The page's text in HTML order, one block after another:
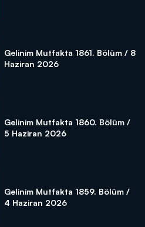
Gelinim Mutfakta 1861. Bölüm / 8
Haziran 2026
Gelinim Mutfakta 1860. Bölüm /
5 Haziran 2026
Gelinim Mutfakta 1859. Bölüm /
4 Haziran 2026